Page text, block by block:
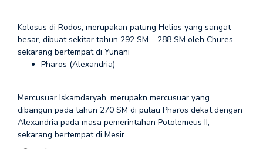
Kolosus di Rodos, merupakan patung Helios yang sangat
besar, dibuat sekitar tahun 292 SM – 288 SM oleh Chures,
sekarang bertempat di Yunani
Pharos (Alexandria)
Mercusuar Iskamdaryah, merupakn mercusuar yang
dibangun pada tahun 270 SM di pulau Pharos dekat dengan
Alexandria pada masa pemerintahan Potolemeus II,
sekarang bertempat di Mesir.